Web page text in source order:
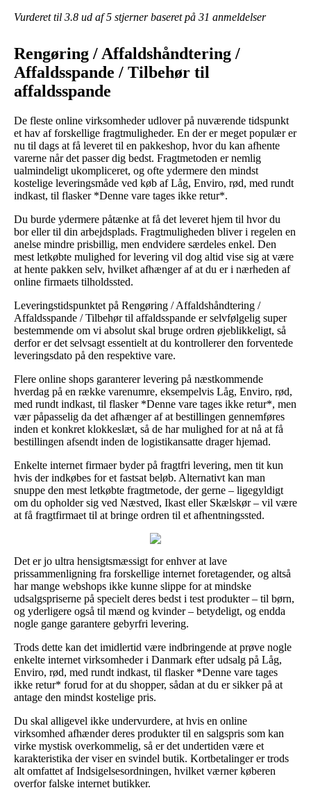
Vurderet til 3.8 ud af 5 stjerner baseret på 31 anmeldelser
Rengøring / Affaldshåndtering /
Affaldsspande / Tilbehør til
affaldsspande
De fleste online virksomheder udlover på nuværende tidspunkt
et hav af forskellige fragtmuligheder. En der er meget populær er
nu til dags at få leveret til en pakkeshop, hvor du kan afhente
varerne når det passer dig bedst. Fragtmetoden er nemlig
ualmindeligt ukompliceret, og ofte ydermere den mindst
kostelige leveringsmåde ved køb af Låg, Enviro, rød, med rundt
indkast, til flasker *Denne vare tages ikke retur*.
Du burde ydermere påtænke at få det leveret hjem til hvor du
bor eller til din arbejdsplads. Fragtmuligheden bliver i regelen en
anelse mindre prisbillig, men endvidere særdeles enkel. Den
mest letkøbte mulighed for levering vil dog altid vise sig at være
at hente pakken selv, hvilket afhænger af at du er i nærheden af
online firmaets tilholdssted.
Leveringstidspunktet på Rengøring / Affaldshåndtering /
Affaldsspande / Tilbehør til affaldsspande er selvfølgelig super
bestemmende om vi absolut skal bruge ordren øjeblikkeligt, så
derfor er det selvsagt essentielt at du kontrollerer den forventede
leveringsdato på den respektive vare.
Flere online shops garanterer levering på næstkommende
hverdag på en række varenumre, eksempelvis Låg, Enviro, rød,
med rundt indkast, til flasker *Denne vare tages ikke retur*, men
vær påpasselig da det afhænger af at bestillingen gennemføres
inden et konkret klokkeslæt, så de har mulighed for at nå at få
bestillingen afsendt inden de logistikansatte drager hjemad.
Enkelte internet firmaer byder på fragtfri levering, men tit kun
hvis der indkøbes for et fastsat beløb. Alternativt kan man
snuppe den mest letkøbte fragtmetode, der gerne – ligegyldigt
om du opholder sig ved Næstved, Ikast eller Skælskør – vil være
at få fragtfirmaet til at bringe ordren til et afhentningssted.
Det er jo ultra hensigtsmæssigt for enhver at lave
prissammenligning fra forskellige internet foretagender, og altså
har mange webshops ikke kunne slippe for at mindske
udsalgspriserne på specielt deres bedst i test produkter – til børn,
og yderligere også til mænd og kvinder – betydeligt, og endda
nogle gange garantere gebyrfri levering.
Trods dette kan det imidlertid være indbringende at prøve nogle
enkelte internet virksomheder i Danmark efter udsalg på Låg,
Enviro, rød, med rundt indkast, til flasker *Denne vare tages
ikke retur* forud for at du shopper, sådan at du er sikker på at
antage den mindst kostelige pris.
Du skal alligevel ikke undervurdere, at hvis en online
virksomhed afhænder deres produkter til en salgspris som kan
virke mystisk overkommelig, så er det undertiden være et
karakteristika der viser en svindel butik. Kortbetalinger er trods
alt omfattet af Indsigelsesordningen, hvilket værner køberen
overfor falske internet butikker.